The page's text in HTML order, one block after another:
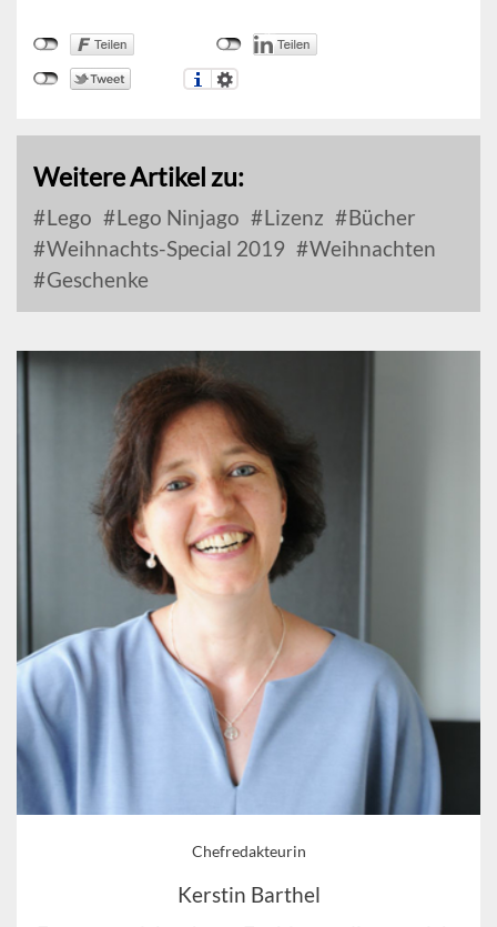
Weitere Artikel zu:
Lego Lego Ninjago Lizenz
Bücher
Weihnachts-Special 2019
Weihnachten
Geschenke
Chefredakteurin
Kerstin Barthel